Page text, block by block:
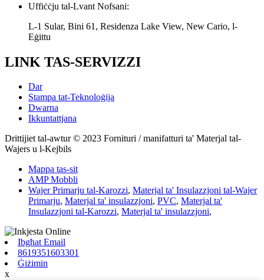
Uffiċċju tal-Lvant Nofsani:
L-1 Sular, Bini 61, Residenza Lake View, New Cario, l-
Eġittu
LINK TAS-SERVIZZI
Dar
Stampa tat-Teknoloġija
Dwarna
Ikkuntattjana
Drittijiet tal-awtur © 2023 Fornituri / manifatturi ta' Materjal tal-
Wajers u l-Kejbils
Mappa tas-sit
AMP Mobbli
Wajer Primarju tal-Karozzi, Materjal ta' Insulazzjoni tal-Wajer
Primarju, Materjal ta' insulazzjoni, PVC, Materjal ta'
Insulazzjoni tal-Karozzi, Materjal ta' insulazzjoni,
Ibgħat Email
8619351603301
Ġiżimin
x